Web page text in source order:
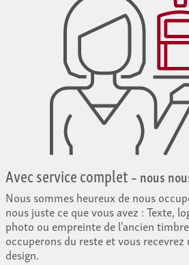
Avec service complet– nous
Nous sommes heureux de nous
nous juste ce que vous avez : Texte,
photo ou empreinte de l'ancien
occuperons du reste et vous
design.